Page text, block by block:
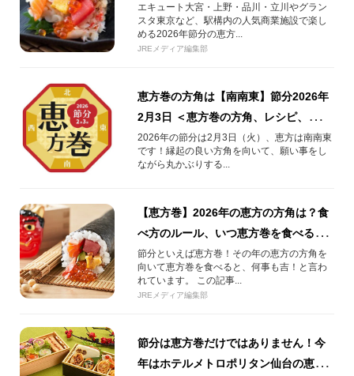
い！
エキュート大宮・上野・品川・立川やグラン
スタ東京など、駅構内の人気商業施設で楽し
める2026年節分の恵方...
JREメディア編集部
恵方巻の方角は【南南東】節分2026年
2月3日 ＜恵方巻の方角、レシピ、食べ
方ガイド＞
2026年の節分は2月3日（火）、恵方は南南東
です！縁起の良い方角を向いて、願い事をし
ながら丸かぶりする...
【恵方巻】2026年の恵方の方角は？食
べ方のルール、いつ恵方巻を食べるの
かも解説。
節分といえば恵方巻！その年の恵方の方角を
向いて恵方巻を食べると、何事も吉！と言わ
れています。 この記事...
JREメディア編集部
節分は恵方巻だけではありません！今
年はホテルメトロポリタン仙台の恵宝